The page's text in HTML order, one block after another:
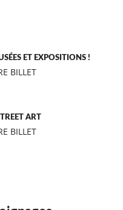
ET EXPOSITIONS !
BILLET
ART
BILLET